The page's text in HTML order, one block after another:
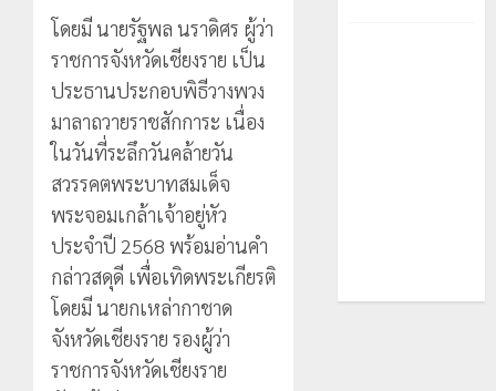
โดยมี นายรัฐพล นราดิศร ผู้ว่า
ราชการจังหวัดเชียงราย เป็น
ประธานประกอบพิธีวางพวง
มาลาถวายราชสักการะ เนื่อง
ในวันที่ระลึกวันคล้ายวัน
สวรรคตพระบาทสมเด็จ
พระจอมเกล้าเจ้าอยู่หัว
ประจำปี 2568 พร้อมอ่านคำ
กล่าวสดุดี เพื่อเทิดพระเกียรติ
โดยมี นายกเหล่ากาชาด
จังหวัดเชียงราย รองผู้ว่า
ราชการจังหวัดเชียงราย